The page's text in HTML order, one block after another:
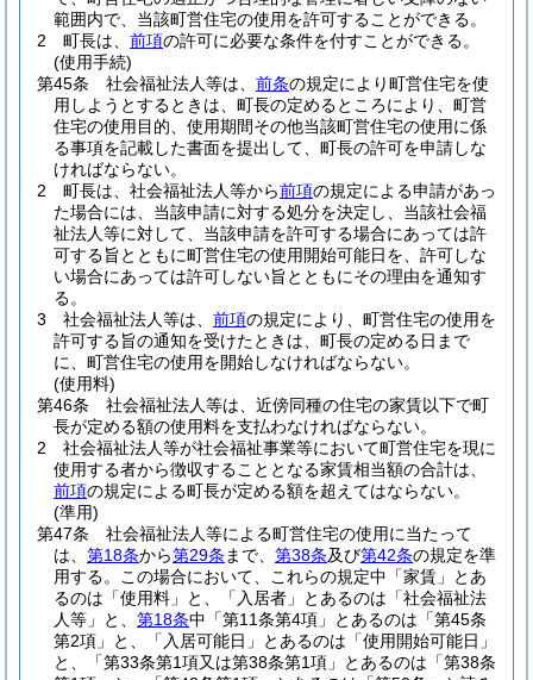
範囲内で、当該町営住宅の使用を許可することができる。
2
町長は、 前項の許可に必要な条件を付すことができる。
(使用手続)
第45条
社会福祉法人等は、 前条の規定により町営住宅を使
用しようとするときは、町長の定めるところにより、町営
住宅の使用目的、使用期間その他当該町営住宅の使用に係
る事項を記載した書面を提出して、町長の許可を申請しな
ければならない。
2
町長は、社会福祉法人等から前項の規定による申請があっ
た場合には、当該申請に対する処分を決定し、当該社会福
祉法人等に対して、当該申請を許可する場合にあっては許
可する旨とともに町営住宅の使用開始可能日を、許可しな
い場合にあっては許可しない旨とともにその理由を通知す
る。
3
社会福祉法人等は、 前項の規定により、町営住宅の使用を
許可する旨の通知を受けたときは、町長の定める日まで
に、町営住宅の使用を開始しなければならない。
(使用料)
第46条
社会福祉法人等は、近傍同種の住宅の家賃以下で町
長が定める額の使用料を支払わなければならない。
2
社会福祉法人等が社会福祉事業等において町営住宅を現に
使用する者から徴収することとなる家賃相当額の合計は、
前項の規定による町長が定める額を超えてはならない。
(準用)
第47条
社会福祉法人等による町営住宅の使用に当たって
は、 第18条から第29条 まで、 第38条及び第42条の規定を準
用する。
この場合において、これらの規定中「家賃」とあ
るのは「使用料」と、「入居者」とあるのは「社会福祉法
人等」と、 第18条中「第11条第4項」とあるのは「第45条
第2項」と、「入居可能日」とあるのは「使用開始可能日」
と、「第33条第1項又は第38条第1項」とあるのは「第38条